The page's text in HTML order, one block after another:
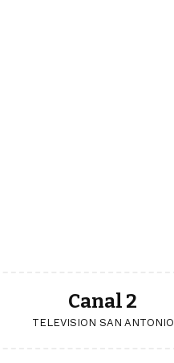
Canal 2
TELEVISION SAN ANTONIO